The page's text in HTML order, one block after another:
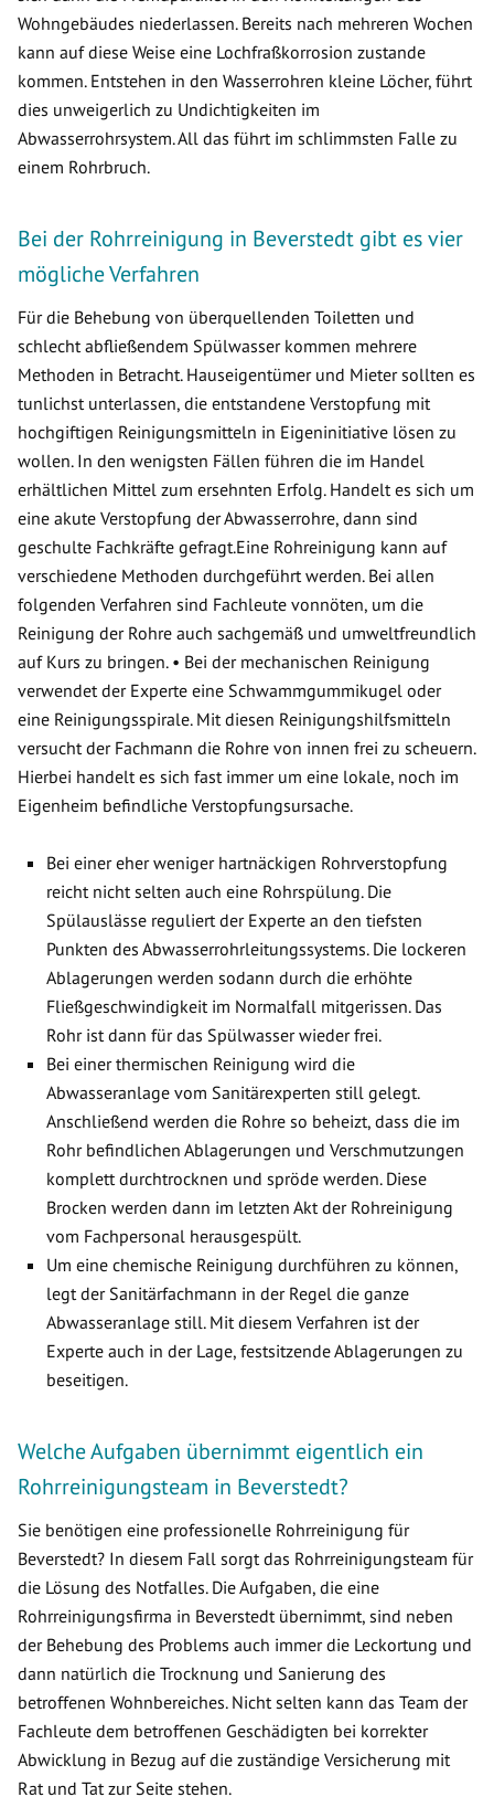
Wohngebäudes niederlassen. Bereits nach mehreren Wochen
kann auf diese Weise eine Lochfraßkorrosion zustande
kommen. Entstehen in den Wasserrohren kleine Löcher, führt
dies unweigerlich zu Undichtigkeiten im
Abwasserrohrsystem. All das führt im schlimmsten Falle zu
einem Rohrbruch.
Bei der Rohrreinigung in Beverstedt gibt es vier
mögliche Verfahren
Für die Behebung von überquellenden Toiletten und
schlecht abfließendem Spülwasser kommen mehrere
Methoden in Betracht. Hauseigentümer und Mieter sollten es
tunlichst unterlassen, die entstandene Verstopfung mit
hochgiftigen Reinigungsmitteln in Eigeninitiative lösen zu
wollen. In den wenigsten Fällen führen die im Handel
erhältlichen Mittel zum ersehnten Erfolg. Handelt es sich um
eine akute Verstopfung der Abwasserrohre, dann sind
geschulte Fachkräfte gefragt.Eine Rohreinigung kann auf
verschiedene Methoden durchgeführt werden. Bei allen
folgenden Verfahren sind Fachleute vonnöten, um die
Reinigung der Rohre auch sachgemäß und umweltfreundlich
auf Kurs zu bringen. • Bei der mechanischen Reinigung
verwendet der Experte eine Schwammgummikugel oder
eine Reinigungsspirale. Mit diesen Reinigungshilfsmitteln
versucht der Fachmann die Rohre von innen frei zu scheuern.
Hierbei handelt es sich fast immer um eine lokale, noch im
Eigenheim befindliche Verstopfungsursache.
Bei einer eher weniger hartnäckigen Rohrverstopfung
reicht nicht selten auch eine Rohrspülung. Die
Spülauslässe reguliert der Experte an den tiefsten
Punkten des Abwasserrohrleitungssystems. Die lockeren
Ablagerungen werden sodann durch die erhöhte
Fließgeschwindigkeit im Normalfall mitgerissen. Das
Rohr ist dann für das Spülwasser wieder frei.
Bei einer thermischen Reinigung wird die
Abwasseranlage vom Sanitärexperten still gelegt.
Anschließend werden die Rohre so beheizt, dass die im
Rohr befindlichen Ablagerungen und Verschmutzungen
komplett durchtrocknen und spröde werden. Diese
Brocken werden dann im letzten Akt der Rohreinigung
vom Fachpersonal herausgespült.
Um eine chemische Reinigung durchführen zu können,
legt der Sanitärfachmann in der Regel die ganze
Abwasseranlage still. Mit diesem Verfahren ist der
Experte auch in der Lage, festsitzende Ablagerungen zu
beseitigen.
Welche Aufgaben übernimmt eigentlich ein
Rohrreinigungsteam in Beverstedt?
Sie benötigen eine professionelle Rohrreinigung für
Beverstedt? In diesem Fall sorgt das Rohrreinigungsteam für
die Lösung des Notfalles. Die Aufgaben, die eine
Rohrreinigungsfirma in Beverstedt übernimmt, sind neben
der Behebung des Problems auch immer die Leckortung und
dann natürlich die Trocknung und Sanierung des
betroffenen Wohnbereiches. Nicht selten kann das Team der
Fachleute dem betroffenen Geschädigten bei korrekter
Abwicklung in Bezug auf die zuständige Versicherung mit
Rat und Tat zur Seite stehen.